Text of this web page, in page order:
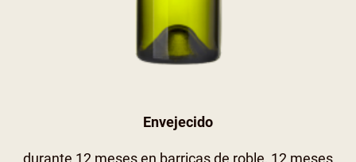
Envejecido